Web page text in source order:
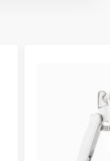
ml
ml
bez
majú len